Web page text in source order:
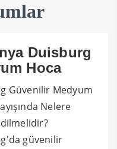
Duisburg
Hoca
Güvenilir Medyum
Nelere
güvenilir